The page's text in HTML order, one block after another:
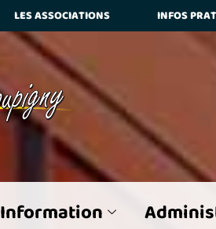
LES ASSOCIATIONS INFOS
Information
Mot entier Différencier
mots de la recherche